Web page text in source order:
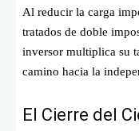
Al reducir la carga
tratados de doble
inversor multiplica su
camino hacia la
El Cierre del